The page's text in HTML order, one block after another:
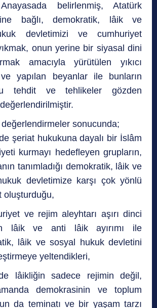
belirlenmiş, Atatürk
bağlı, demokratik, lâik ve
devletimizi ve cumhuriyet
onun yerine bir siyasal dini
amacıyla yürütülen yıkıcı
yapılan beyanlar ile bunların
tehdit ve tehlikeler gözden
değerlendirmeler sonucunda;
şeriat hukukuna dayalı bir İslâm
kurmayı hedefleyen grupların,
tanımladığı demokratik, lâik ve
devletimize karşı çok yönlü
oluşturduğu,
ve rejim aleyhtarı aşırı dinci
lâik ve anti lâik ayırımı ile
lâik ve sosyal hukuk devletini
yeltendikleri,
lâikliğin sadece rejimin değil,
demokrasinin ve toplum
da teminatı ve bir yaşam tarzı